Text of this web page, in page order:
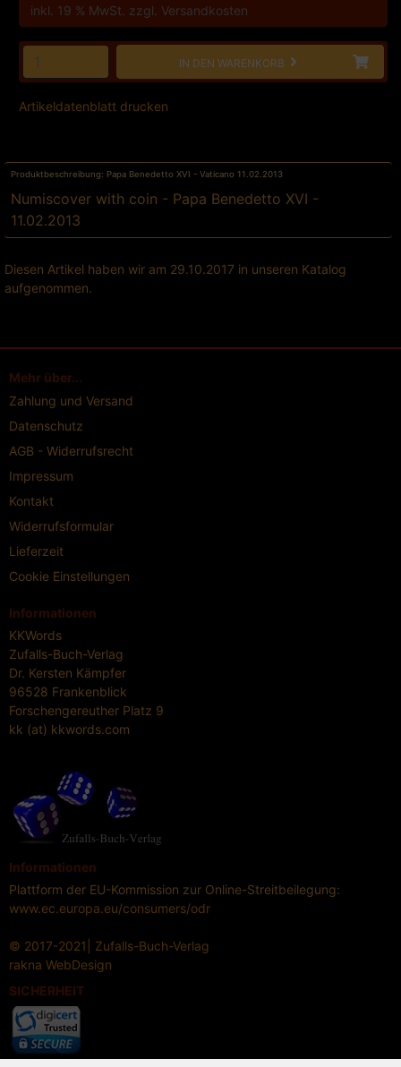
inkl. 19 % MwSt. zzgl. Versandkosten
IN DEN WARENKORB
Artikeldatenblatt drucken
Produktbeschreibung: Papa Benedetto XVI - Vaticano 11.02.2013
Numiscover with coin - Papa Benedetto XVI -
11.02.2013
Diesen Artikel haben wir am 29.10.2017 in unseren Katalog
aufgenommen.
Mehr über...
Zahlung und Versand
Datenschutz
AGB - Widerrufsrecht
Impressum
Kontakt
Widerrufsformular
Lieferzeit
Cookie Einstellungen
Informationen
KKWords
Zufalls-Buch-Verlag
Dr. Kersten Kämpfer
96528 Frankenblick
Forschengereuther Platz 9
kk (at) kkwords.com
Informationen
Plattform der EU-Kommission zur Online-Streitbeilegung:
www.ec.europa.eu/consumers/odr
© 2017-2021| Zufalls-Buch-Verlag
rakna WebDesign
SICHERHEIT